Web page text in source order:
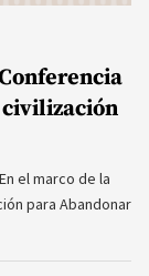
civilización
En el marco de la
para Abandonar